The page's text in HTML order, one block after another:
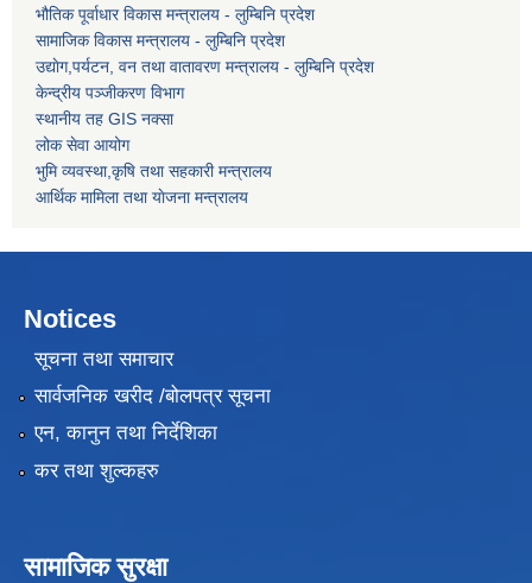
भौतिक पूर्वाधार विकास मन्त्रालय - लुम्बिनि प्रदेश
सामाजिक विकास मन्त्रालय - लुम्बिनि प्रदेश
उद्याेग,पर्यटन, वन तथा वातावरण मन्त्रालय - लुम्बिनि प्रदेश
केन्द्रीय पञ्जीकरण विभाग
स्थानीय तह GIS नक्सा
लोक सेवा आयोग
भुमि व्यवस्था,कृषि तथा सहकारी मन्त्रालय
आर्थिक मामिला तथा याेजना मन्त्रालय
Notices
सूचना तथा समाचार
सार्वजनिक खरीद /बोलपत्र सूचना
एन, कानुन तथा निर्देशिका
कर तथा शुल्कहरु
सामाजिक सुरक्षा